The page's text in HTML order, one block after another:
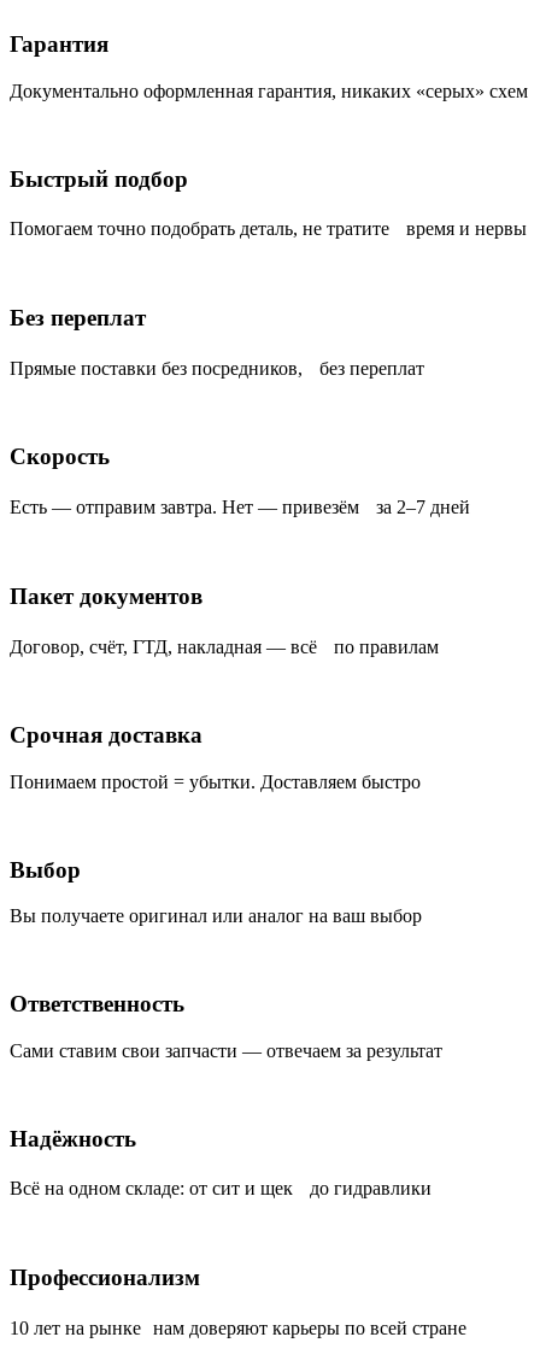
Гарантия
Документально оформленная гарантия, никаких «серых» схем
Быстрый подбор
Помогаем точно подобрать деталь, не тратите время и нервы
Без переплат
Прямые поставки без посредников, без переплат
Скорость
Есть — отправим завтра. Нет — привезём за 2–7 дней
Пакет документов
Договор, счёт, ГТД, накладная — всё по правилам
Срочная доставка
Понимаем простой = убытки. Доставляем быстро
Выбор
Вы получаете оригинал или аналог на ваш выбор
Ответственность
Сами ставим свои запчасти — отвечаем за результат
Надёжность
Всё на одном складе: от сит и щек до гидравлики
Профессионализм
10 лет на рынке нам доверяют карьеры по всей стране